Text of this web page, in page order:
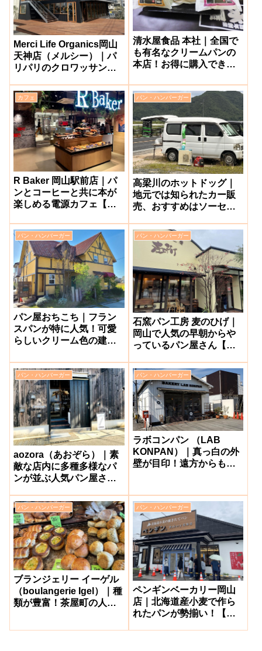
Merci Life Organics岡山
天神店（メルシー）｜パ
リパリのクロワッサンが
清水屋食品 本社｜全国で
も有名なクリームパンの
本店！お得に購入できる
カフェ
R Baker 岡山駅前店｜パ
ンとコーヒーと共に本が
楽しめる電源カフェ【岡
パン・ハンバーガー
高梁川のホットドッグ｜
地元では知られたカー販
売、おすすめはソーセー
パン・ハンバーガー
パン屋おちこち｜フラン
スパンが特に人気！可愛
らしいクリーム色の建物
パン・ハンバーガー
石窯パン工房 麦のひげ｜
岡山で人気の早朝からや
っているパン屋さん【赤
パン・ハンバーガー
aozora（あおぞら）｜素
敵な店内に多種多様なパ
ンが並ぶ人気パン屋さん
パン・ハンバーガー
ラボコンパン （LAB
KONPAN）｜真っ白の外
壁が目印！遠方からも人
パン・ハンバーガー
ブランジェリー イーゲル
（boulangerie Igel）｜種
類が豊富！茶屋町の人気
パン・ハンバーガー
ペンギンベーカリー岡山
店｜北海道産小麦で作ら
れたパンが勢揃い！【岡